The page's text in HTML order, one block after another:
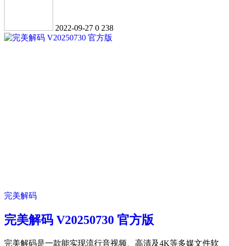
2022-09-27 0 238
完美解码
完美解码 V20250730 官方版
完美解码是一款能实现流行音视频、高清及4K等多媒文件软